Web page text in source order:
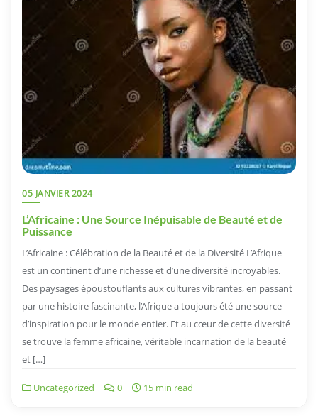
05 JANVIER 2024
L’Africaine : Une Source Inépuisable de Beauté et de
Puissance
L’Africaine : Célébration de la Beauté et de la Diversité L’Afrique
est un continent d’une richesse et d’une diversité incroyables.
Des paysages époustouflants aux cultures vibrantes, en passant
par une histoire fascinante, l’Afrique a toujours été une source
d’inspiration pour le monde entier. Et au cœur de cette diversité
se trouve la femme africaine, véritable incarnation de la beauté
et […]
Uncategorized 0 15 min read